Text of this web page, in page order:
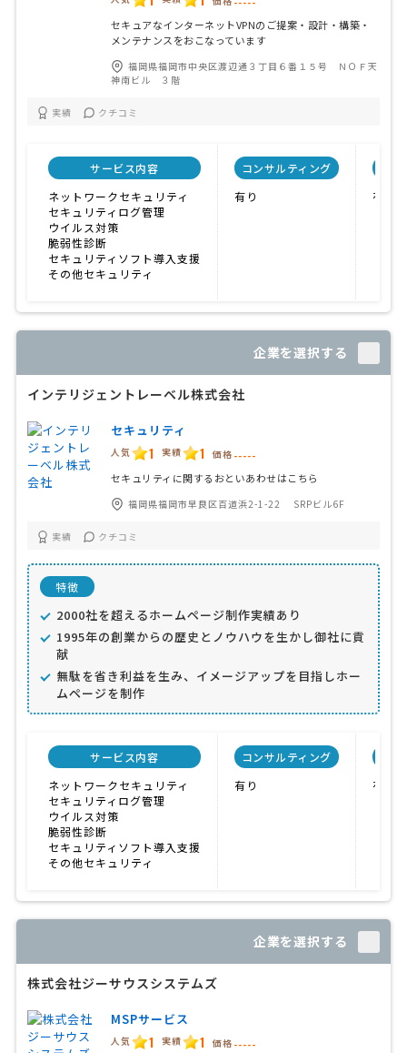
セキュアなインターネットVPNのご提案・設計・構築・
メンテナンスをおこなっています
福岡県福岡市中央区渡辺通３丁目６番１５号 ＮＯＦ天
神南ビル ３階
実績 クチコミ
サービス内容
ネットワークセキュリティ
セキュリティログ管理
ウイルス対策
脆弱性診断
セキュリティソフト導入支援
その他セキュリティ
コンサルティング
有り
有り
企業を選択する
インテリジェントレーベル株式会社
セキュリティ
人気 1 実績 1 価格 -----
セキュリティに関するおといあわせはこちら
福岡県福岡市早良区百道浜2-1-22 SRPビル6F
実績 クチコミ
特徴
2000社を超えるホームページ制作実績あり
1995年の創業からの歴史とノウハウを生かし御社に貢
献
無駄を省き利益を生み、イメージアップを目指しホー
ムページを制作
サービス内容
ネットワークセキュリティ
セキュリティログ管理
ウイルス対策
脆弱性診断
セキュリティソフト導入支援
その他セキュリティ
コンサルティング
有り
有り
企業を選択する
株式会社ジーサウスシステムズ
MSPサービス
人気 1 実績 1 価格 -----